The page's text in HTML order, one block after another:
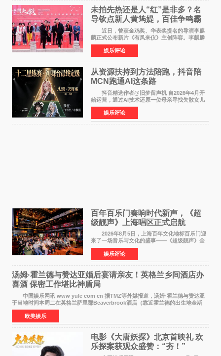
未拍先热还是人“红”是非多？名
导钦点新人黄筠媞，百佳争鸣霸
气回应
近日，曾获金鸡奖、华表奖提名的导演李麒
麟正式公布新片《有凤来仪》主创阵容。李麒麟
早年凭电影《华容道》获得金鸡奖、华表奖提
名，此后长期参与国内外电影制作，其担任制片
人参与的作品亦曾
娱乐评论
从资源扶持到方法陪跑，抖音陪
MCN跑通AI这条路
抖音精选作者@旧梦留声机 自2026年4月开
始运营，通过AI技术还原一位母亲寻找失散女儿
的故事，凭借强情感表达获得大量用户关注，发
布仅21小时便获得超1亿曝光、超1000万互动。
此后，账号持续沿
娱乐评论
百年百乐门奏响时代新声，《超
级靓声》上海唱区正式启航
2026年8月5日，上海百年文化地标百乐门迎
来了一场音乐与文化的盛事——《超级靓声》全
国励志音乐公益节目上海唱区新闻发布会暨启动
仪式在此隆重举行。各界领导、嘉宾与媒体朋友
齐聚一堂，共同
娱乐评论
汤姆·霍兰德与赞达亚婚后宴请亲友！英格兰乡间酒店办
喜酒 保密工作堪比神盾局
中国娱乐网讯 www yule com cn 据TMZ等外媒报道，汤姆·霍兰德与赞达亚
于当地时间本周二在英格兰萨里郡Beaverbrook酒店（靠近霍兰德的出生地金斯
顿）举办婚宴，邀请家人与朋友们喝喜酒，庆祝
欧美娱乐
电影《大唐妖探》北京首映礼 欢
乐探案获观众盛赞：“夯！”